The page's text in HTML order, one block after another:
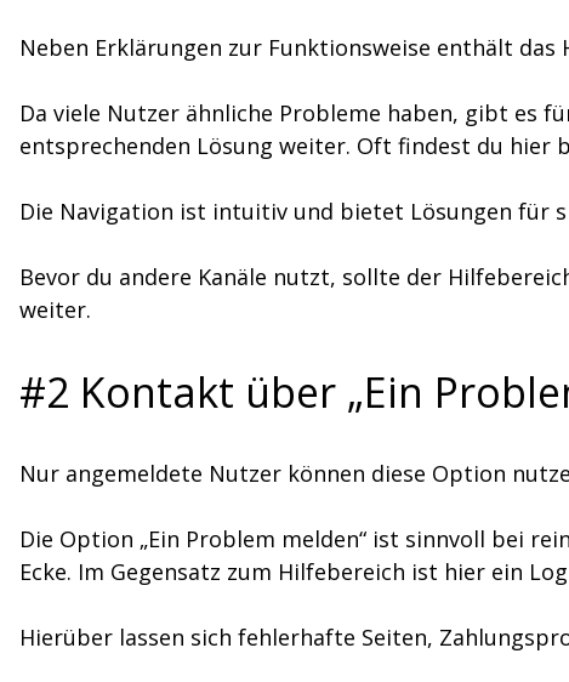
Neben Erklärungen zur Funktionsweise enthält das
Da viele Nutzer ähnliche Probleme haben, gibt es
entsprechenden Lösung weiter. Oft findest du hier
Die Navigation ist intuitiv und bietet Lösungen für
Bevor du andere Kanäle nutzt, sollte der
weiter.
#2 Kontakt über „Ein
Nur angemeldete Nutzer können diese Option
Die Option „Ein Problem melden“ ist sinnvoll bei
Ecke. Im Gegensatz zum Hilfebereich ist hier ein
Hierüber lassen sich fehlerhafte Seiten,